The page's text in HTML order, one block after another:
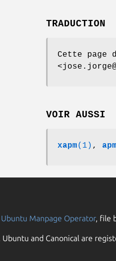
TRADUCTION
Cette page
VOIR AUSSI
xapm(1) ,
Ubuntu Manpage Operator, file
and Canonical are